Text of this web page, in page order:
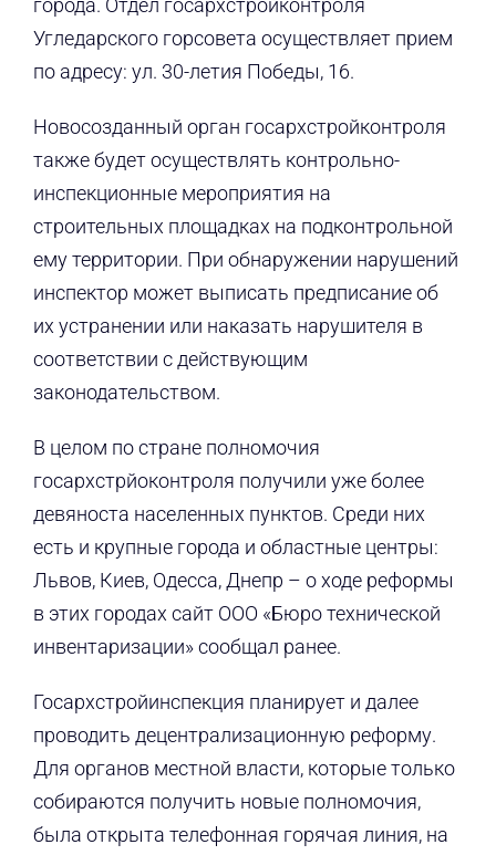
города. Отдел госархстройконтроля
Угледарского горсовета осуществляет прием
по адресу: ул. 30-летия Победы, 16.
Новосозданный орган госархстройконтроля
также будет осуществлять контрольно-
инспекционные мероприятия на
строительных площадках на подконтрольной
ему территории. При обнаружении нарушений
инспектор может выписать предписание об
их устранении или наказать нарушителя в
соответствии с действующим
законодательством.
В целом по стране полномочия
госархстрйоконтроля получили уже более
девяноста населенных пунктов. Среди них
есть и крупные города и областные центры:
Львов, Киев, Одесса, Днепр – о ходе реформы
в этих городах сайт ООО «Бюро технической
инвентаризации» сообщал ранее.
Госархстройинспекция планирует и далее
проводить децентрализационную реформу.
Для органов местной власти, которые только
собираются получить новые полномочия,
была открыта телефонная горячая линия, на